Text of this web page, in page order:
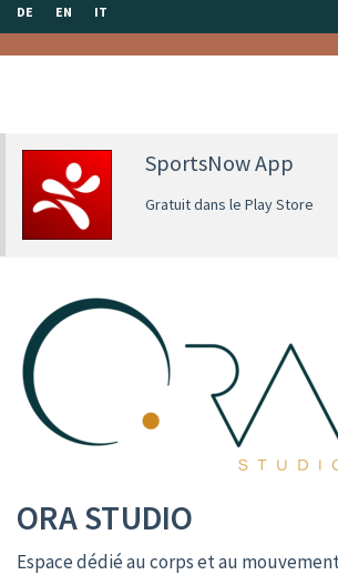
DE EN IT
SportsNow App
Gratuit dans le Play Store
ORA STUDIO
Espace dédié au corps et au